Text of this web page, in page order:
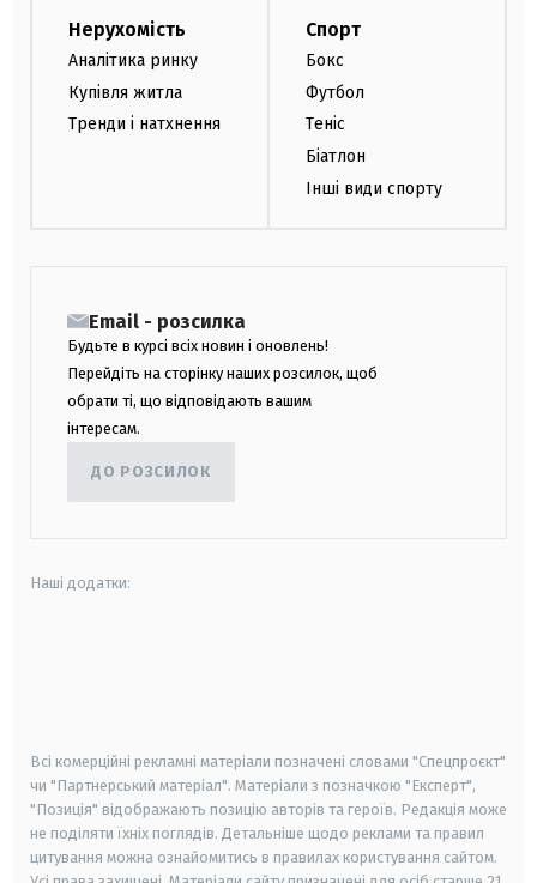
Нерухомість
Аналітика ринку
Купівля житла
Тренди і натхнення
Спорт
Бокс
Футбол
Теніс
Біатлон
Інші види спорту
Email - розсилка
Будьте в курсі всіх новин і оновлень!
Перейдіть на сторінку наших розсилок, щоб
обрати ті, що відповідають вашим
інтересам.
ДО РОЗСИЛОК
Наші додатки:
Всі комерційні рекламні матеріали позначені словами "Спецпроєкт"
чи "Партнерський матеріал". Матеріали з позначкою "Експерт",
"Позиція" відображають позицію авторів та героїв. Редакція може
не поділяти їхніх поглядів. Детальніше щодо реклами та правил
цитування можна ознайомитись в правилах користування сайтом.